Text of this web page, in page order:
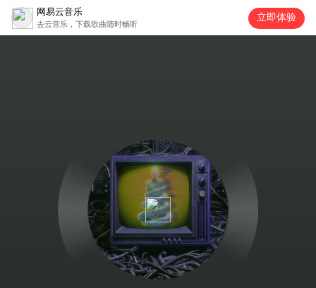
网易云音乐
去云音乐，下载歌曲随时畅听
立即体验